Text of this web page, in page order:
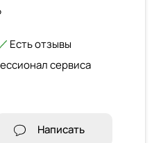
Есть отзывы
сервиса
Написать